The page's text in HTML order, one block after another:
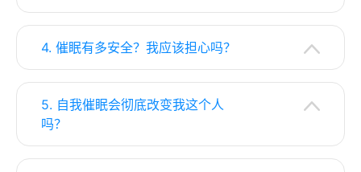
4. 催眠有多安全？我应该担心吗？
5. 自我催眠会彻底改变我这个人
吗？